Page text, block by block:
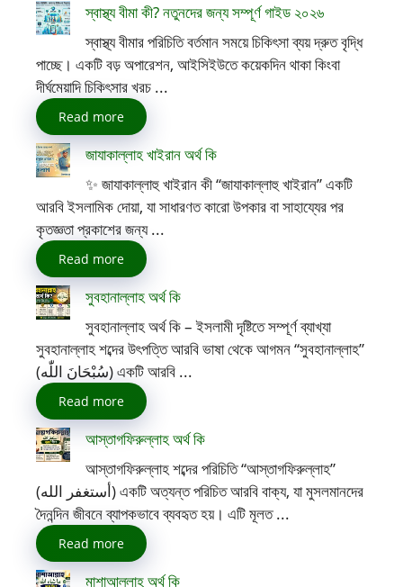
স্বাস্থ্য বীমা কী? নতুনদের জন্য সম্পূর্ণ গাইড ২০২৬
স্বাস্থ্য বীমার পরিচিতি বর্তমান সময়ে চিকিৎসা ব্যয় দ্রুত বৃদ্ধি
পাচ্ছে। একটি বড় অপারেশন, আইসিইউতে কয়েকদিন থাকা কিংবা
দীর্ঘমেয়াদি চিকিৎসার খরচ ...
Read more
জাযাকাল্লাহ খাইরান অর্থ কি
✨ জাযাকাল্লাহু খাইরান কী “জাযাকাল্লাহু খাইরান” একটি
আরবি ইসলামিক দোয়া, যা সাধারণত কারো উপকার বা সাহায্যের পর
কৃতজ্ঞতা প্রকাশের জন্য ...
Read more
সুবহানাল্লাহ অর্থ কি
সুবহানাল্লাহ অর্থ কি – ইসলামী দৃষ্টিতে সম্পূর্ণ ব্যাখ্যা
সুবহানাল্লাহ শব্দের উৎপত্তি আরবি ভাষা থেকে আগমন “সুবহানাল্লাহ”
(سُبْحَانَ اللّٰه) একটি আরবি ...
Read more
আস্তাগফিরুল্লাহ অর্থ কি
আস্তাগফিরুল্লাহ শব্দের পরিচিতি “আস্তাগফিরুল্লাহ”
(أستغفر الله) একটি অত্যন্ত পরিচিত আরবি বাক্য, যা মুসলমানদের
দৈনন্দিন জীবনে ব্যাপকভাবে ব্যবহৃত হয়। এটি মূলত ...
Read more
মাশাআল্লাহ অর্থ কি